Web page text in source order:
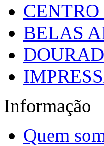
BELAS
Informação
Quem